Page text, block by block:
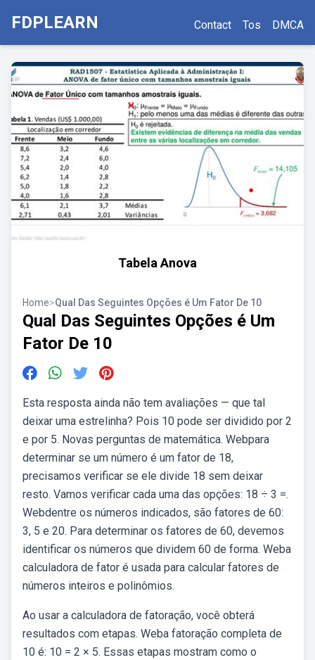
FDPLEARN Contact Tos DMCA
Tabela Anova
Home>Qual Das Seguintes Opções é Um Fator De 10
Qual Das Seguintes Opções é Um
Fator De 10
Esta resposta ainda não tem avaliações — que tal
deixar uma estrelinha? Pois 10 pode ser dividido por 2
e por 5. Novas perguntas de matemática. Webpara
determinar se um número é um fator de 18,
precisamos verificar se ele divide 18 sem deixar
resto. Vamos verificar cada uma das opções: 18 ÷ 3 =.
Webdentre os números indicados, são fatores de 60:
3, 5 e 20. Para determinar os fatores de 60, devemos
identificar os números que dividem 60 de forma. Weba
calculadora de fator é usada para calcular fatores de
números inteiros e polinômios.
Ao usar a calculadora de fatoração, você obterá
resultados com etapas. Weba fatoração completa de
10 é: 10 = 2 × 5. Essas etapas mostram como o